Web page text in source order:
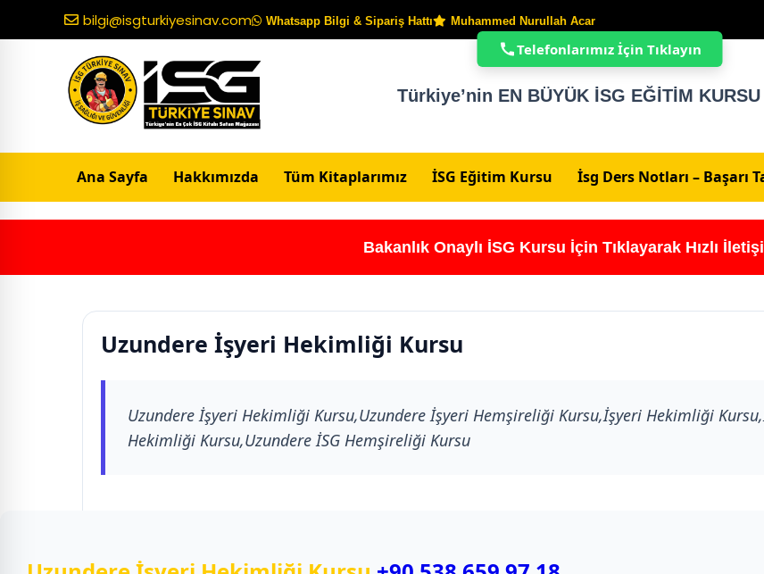
bilgi@isgturkiyesinav.com Whatsapp Bilgi & Sipariş Hattı Muhammed Nurullah Acar
Türkiye’nin EN BÜYÜK İSG EĞİTİM
Ana Sayfa Hakkımızda Tüm Kitaplarımız İSG Eğitim Kursu İsg Ders Notları – Başarı
Bakanlık Onaylı İSG Kursu İçin Tıklayarak Hızlı
Uzundere İşyeri Hekimliği Kursu
Uzundere İşyeri Hekimliği Kursu,Uzundere İşyeri Hemşireliği Kursu,İşyeri Hekimliği
Hekimliği Kursu,Uzundere İSG Hemşireliği Kursu
Telefonlarımız İçin Tıklayın